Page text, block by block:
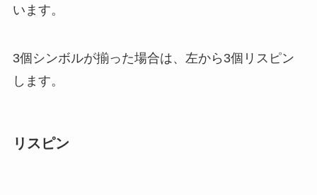
います。
3個シンボルが揃った場合は、左から3個リスピン
します。
リスピン